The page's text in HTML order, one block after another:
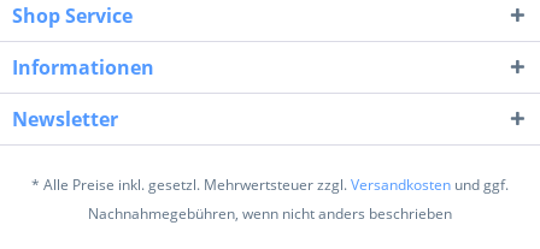
Shop Service
Informationen
Newsletter
* Alle Preise inkl. gesetzl. Mehrwertsteuer zzgl.Versandkosten und ggf.
Nachnahmegebühren, wenn nicht anders beschrieben